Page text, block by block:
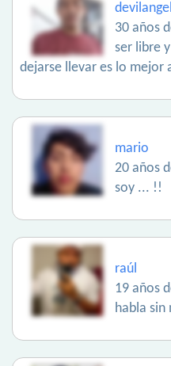
devilangel
30 años
ser libre
dejarse llevar es lo mejor
mario
20 años
soy ... !!
raúl
19 años
habla sin